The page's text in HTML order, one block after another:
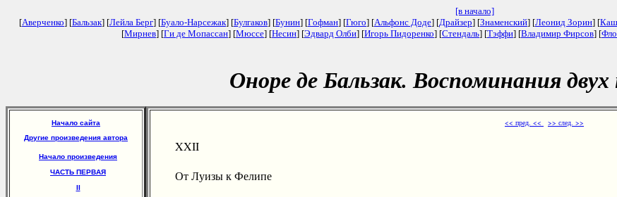
[в начало]
[Аверченко] [Бальзак] [Лейла Берг] [Буало-Нарсежак] [Булгаков] [Бунин] [Гофман] [Гюго] [Альфонс Доде] [Драйзер] [Знаменский] [Леонид Зорин] [
[Мирнев] [Ги де Мопассан] [Мюссе] [Несин] [Эдвард Олби] [Игорь Пидоренко] [Стендаль] [Тэффи] [Владимир Фирсов] [
Оноре де Бальзак. Воспоминания
Начало сайта
Другие произведения автора
Начало произведения
ЧАСТЬ ПЕРВАЯ
II
<< пред. << >> след. >>
XXII
От Луизы к Фелипе